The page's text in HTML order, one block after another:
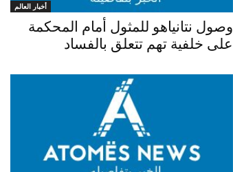
أخبار العالم
وصول نتانياهو للمثول أمام المحكمة
على خلفية تهم تتعلق بالفساد